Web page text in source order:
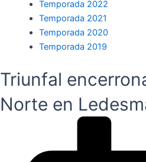
Temporada 2022
Temporada 2021
Temporada 2020
Temporada 2019
Triunfal
Norte en